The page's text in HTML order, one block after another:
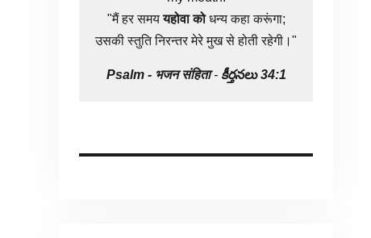
"मैं हर समययहोवा कोधन्य कहा करूंगा;
उसकी स्तुति निरन्तर मेरे मुख से होती रहेगी।"
Psalm - भजन संहिता- కీర్తనలు 34:1